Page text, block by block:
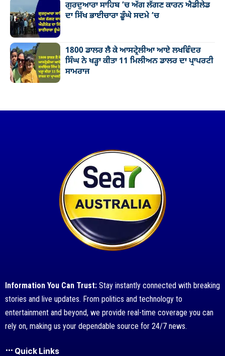
ਗੁਰਦੁਆਰਾ ਸਾਹਿਬ ’ਚ ਅੱਗ ਲੱਗਣ ਕਾਰਨ ਐਡੀਲੇਡ
ਦਾ ਸਿੱਖ ਭਾਈਚਾਰਾ ਡੂੰਘੇ ਸਦਮੇ ’ਚ
1800 ਡਾਲਰ ਲੈ ਕੇ ਆਸਟ੍ਰੇਲੀਆ ਆਏ ਲਖਵਿੰਦਰ
ਸਿੰਘ ਨੇ ਖੜ੍ਹਾ ਕੀਤਾ 11 ਮਿਲੀਅਨ ਡਾਲਰ ਦਾ ਪ੍ਰਾਪਰਟੀ
ਸਾਮਰਾਜ
Information You Can Trust: Stay instantly connected with breaking
stories and live updates. From politics and technology to
entertainment and beyond, we provide real-time coverage you can
rely on, making us your dependable source for 24/7 news.
Quick Links